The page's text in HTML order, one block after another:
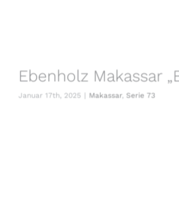
Ebenholz Makassar
Januar 17th, 2025 Makassar, Serie 73